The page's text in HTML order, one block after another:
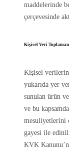
maddelerinde
çerçevesinde
Kişisel Veri
Kişisel
yukarıda yer
sunulan ürün
ve bu
mesuliyetlerini
gayesi ile
KVK